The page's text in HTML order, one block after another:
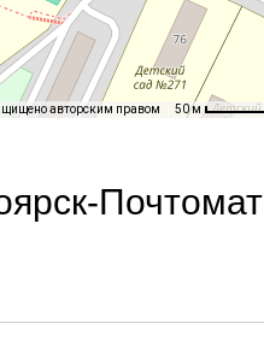
авторским правом 50 м
Почтомат